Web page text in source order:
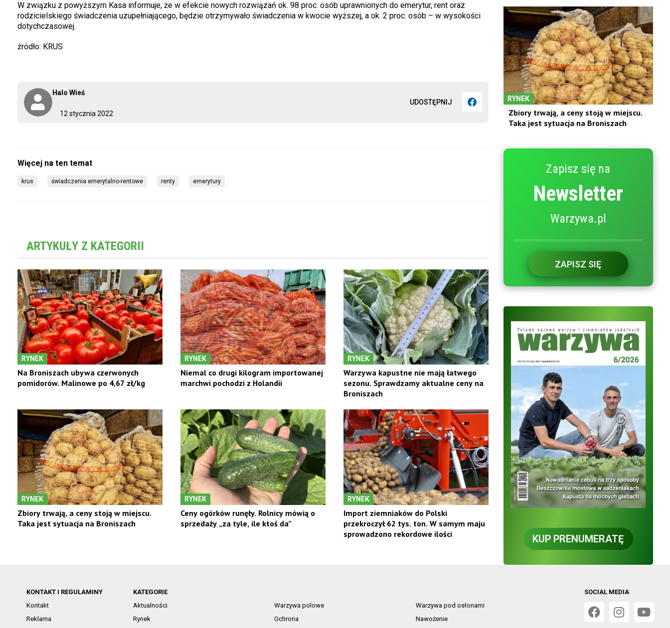
12 stycznia 2022
Halo Wieś
UDOSTĘPNIJ
W związku z powyższym Kasa informuje, że w efekcie nowych rozwiązań ok. 98 proc. osób uprawnionych do emerytur, rent oraz
rodzicielskiego świadczenia uzupełniającego, będzie otrzymywało świadczenia w kwocie wyższej, a ok. 2 proc. osób – w wysokości
dotychczasowej.
źródło: KRUS
krus świadczenia emerytalno-rentowe renty emerytury
ARTYKUŁY Z KATEGORII
RYNEK
Na Broniszach ubywa czerwonych
pomidorów. Malinowe po 4,67 zł/kg
RYNEK
Niemal co drugi kilogram importowanej
marchwi pochodzi z Holandii
RYNEK
Warzywa kapustne nie mają łatwego
sezonu. Sprawdzamy aktualne ceny na
Broniszach
RYNEK
Zbiory trwają, a ceny stoją w miejscu.
Taka jest sytuacja na Broniszach
RYNEK
Ceny ogórków runęły. Rolnicy mówią o
sprzedaży „za tyle, ile ktoś da”
RYNEK
Import ziemniaków do Polski
przekroczył 62 tys. ton. W samym maju
sprowadzono rekordowe ilości
RYNEK
Zbiory trwają, a ceny stoją w miejscu.
Taka jest sytuacja na Broniszach
Zapisz się na
Newsletter
Warzywa.pl
ZAPISZ SIĘ
KUP PRENUMERATĘ
KONTAKT I REGULAMINY
Kontakt
Reklama
KATEGORIE
Aktualności
Warzywa polowe
Warzywa pod osłonami
Rynek
Ochrona Nawożenie
SOCIAL MEDIA